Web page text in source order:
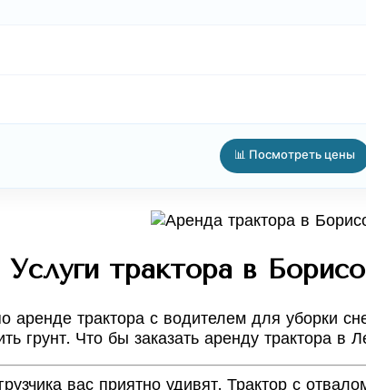
📊 Посмотреть цены
Услуги трактора в
аренде трактора с водителем для уборки
грунт. Что бы заказать аренду трактора
вас приятно удивят. Трактор с